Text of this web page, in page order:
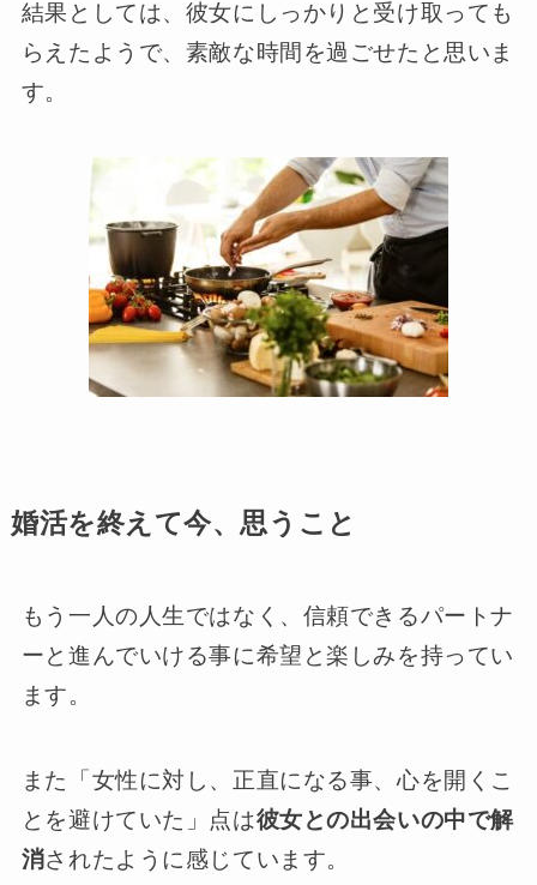
結果としては、彼女にしっかりと受け取っても
らえたようで、素敵な時間を過ごせたと思いま
す。
婚活を終えて今、思うこと
もう一人の人生ではなく、信頼できるパートナ
ーと進んでいける事に希望と楽しみを持ってい
ます。
また「女性に対し、正直になる事、心を開くこ
とを避けていた」点は彼女との出会いの中で解
消されたように感じています。